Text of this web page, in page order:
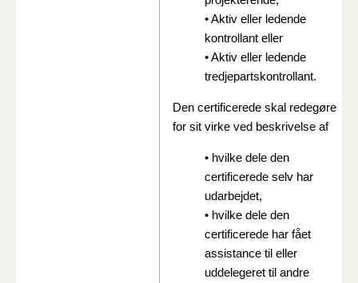
• Aktiv eller ledende
kontrollant eller
• Aktiv eller ledende
tredjepartskontrollant.
Den certificerede skal redegøre
for sit virke ved beskrivelse af
• hvilke dele den
certificerede selv har
udarbejdet,
• hvilke dele den
certificerede har fået
assistance til eller
uddelegeret til andre